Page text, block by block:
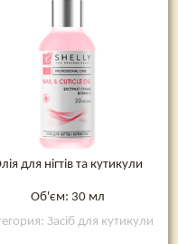
для нігтів та кутикули
Об'єм: 30 мл
Засіб для кутикули